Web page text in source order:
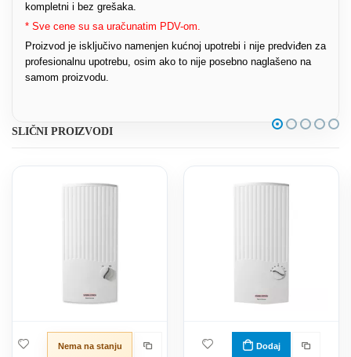
kompletni i bez grešaka.
* Sve cene su sa uračunatim PDV-om.
Proizvod je isključivo namenjen kućnoj upotrebi i nije predviđen za
profesionalnu upotrebu, osim ako to nije posebno naglašeno na
samom proizvodu.
SLIČNI PROIZVODI
Nema na stanju Dodaj